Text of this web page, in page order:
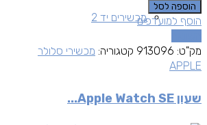
מכשירים יד 2
הוספה לסל
הוסף למועדפים
מק"ט: 913096 קטגוריה: מכשירי סלולר
APPLE
שעון Apple Watch SE...